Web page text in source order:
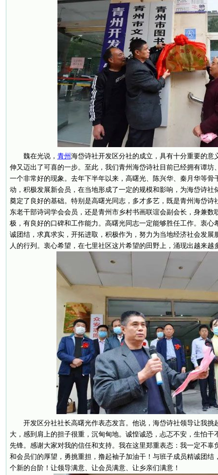
魏在光说， 青州 海岱诗社开发区分社的成立，具有十分重要的意
伸又迈出了可喜的一步。至此，我们青州海岱诗社目前已经拥有谭坊
一个非常好的现象。去年下半年以来，高曙光、陈兴华、秦月华等骨
动，积极发展新会员，在当地形成了一定的规模和影响，为海岱诗社
奠定了良好的基础。特别是高曙光同志，多才多艺，既是青州海岱诗
东老干部诗词学会会员，还是青州市乡村书画联谊会副会长，身兼数
极，有良好的口碑和工作能力。高曙光同志一定能够胜任工作。衷心
诚团结，求真求实，开拓进取，积极作为，努力为当地经济社会发展
人的行列。衷心希望，在七里社区这片希望的田野上，涌现出越来越
开发区分社社长高曙光作表态发言。他说，海岱诗社领导让我挑
大，感到肩上的担子很重，沉甸甸地。诚惶诚恐，忐忑不安，生怕干
先锋。感谢大家对我的信任和支持。我在这里郑重表态：我一定不辜
和会员们的厚望，勇挑重担，撸起袖子加油干！与班子成员精诚团结
个新的台阶！让领导满意、让会员满意、让乡亲们满意！